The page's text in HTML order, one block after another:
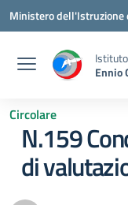
Vai ai contenuti
Vai al menu di navigazione
Vai al footer
Ministero dell'Istruzione
Ennio
Circolare
N.159
di